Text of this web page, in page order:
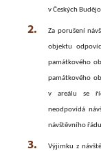
v Českých
Za porušení
objektu
památkového
památkového
v areálu se
neodpovídá
návštěvního
Výjimku z